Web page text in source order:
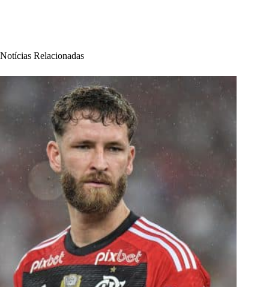
Notícias Relacionadas